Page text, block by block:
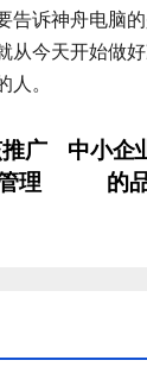
诉神舟电脑的
从今天开始做
人。
中小企
的
广
理